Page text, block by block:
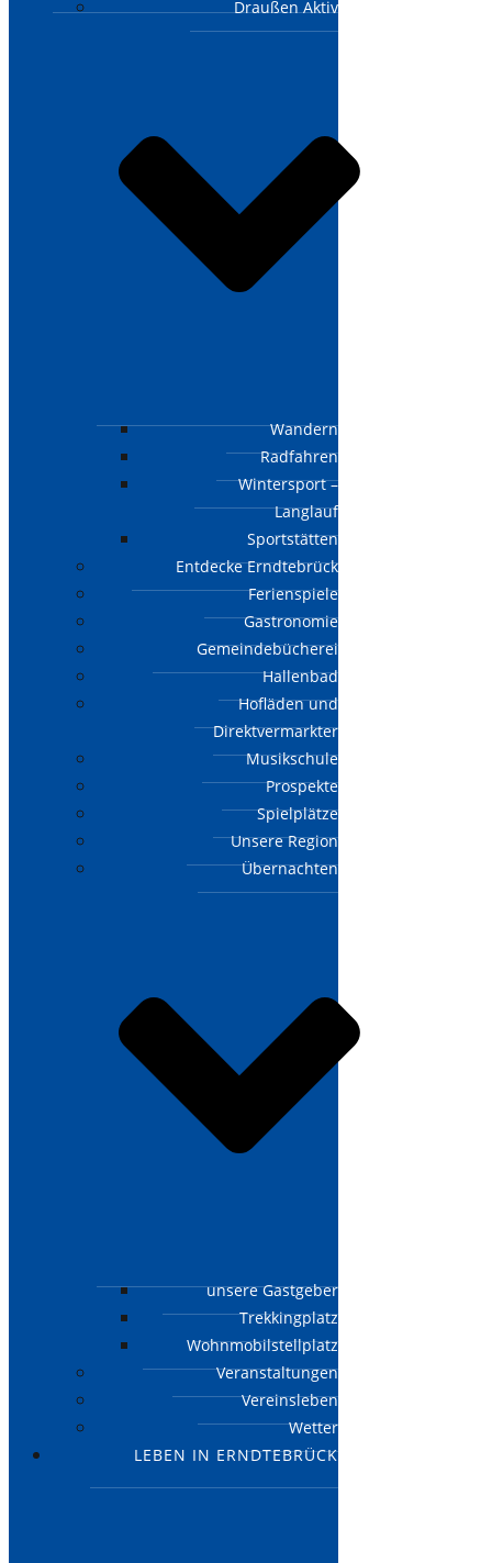
Draußen Aktiv
Wandern
Radfahren
Wintersport –
Langlauf
Sportstätten
Entdecke Erndtebrück
Ferienspiele
Gastronomie
Gemeindebücherei
Hallenbad
Hofläden und
Direktvermarkter
Musikschule
Prospekte
Spielplätze
Unsere Region
Übernachten
unsere Gastgeber
Trekkingplatz
Wohnmobilstellplatz
Veranstaltungen
Vereinsleben
Wetter
LEBEN IN ERNDTEBRÜCK